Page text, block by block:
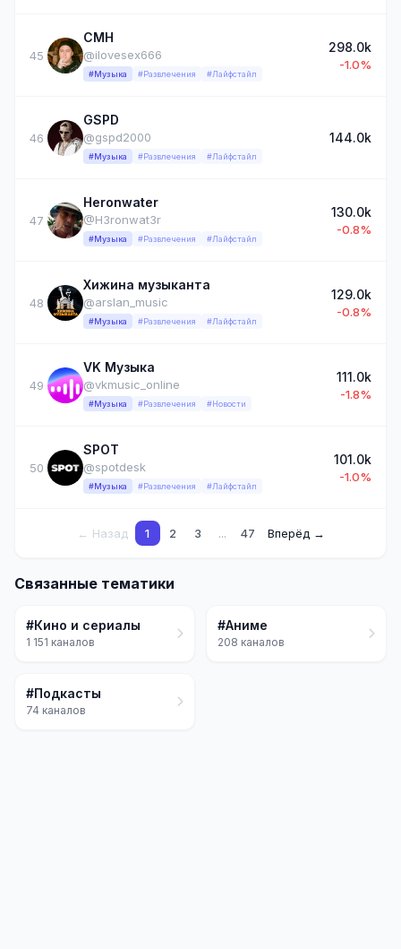
45
CMH
@ilovesex666
#Музыка #Развлечения #Лайфстайл
298.0k
-1.0%
46
GSPD
@gspd2000
#Музыка #Развлечения #Лайфстайл
144.0k
47
Heronwater
@H3ronwat3r
#Музыка #Развлечения #Лайфстайл
130.0k
-0.8%
48
Хижина музыканта
@arslan_music
#Музыка #Развлечения #Лайфстайл
129.0k
-0.8%
49
VK Музыка
@vkmusic_online
#Музыка #Развлечения #Новости
111.0k
-1.8%
50
SPOT
@spotdesk
#Музыка #Развлечения #Лайфстайл
101.0k
-1.0%
← Назад 1 2 3 ... 47 Вперёд →
Связанные тематики
#Кино и сериалы
1 151 каналов
#Аниме
208 каналов
#Подкасты
74 каналов